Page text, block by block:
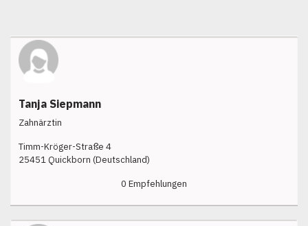
Tanja Siepmann
Zahnärztin
Timm-Kröger-Straße 4
25451 Quickborn (Deutschland)
0 Empfehlungen